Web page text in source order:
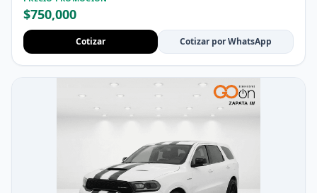
$750,000
Cotizar Cotizar por WhatsApp